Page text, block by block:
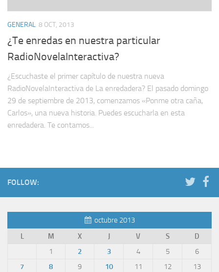
GENERAL 8 OCT, 2013
¿Te enredas en nuestra particular
RadioNovelaInteractiva?
¿Escuchaste el primer capítulo de nuestra nueva
RadioNovelaInteractiva de La enredadera? El pasado domingo
29 de septiembre de 2013, comenzamos «Ponme otra caña,
Carlos», una nueva historia. Puedes escucharla en esta
enredadera. Te contamos...
FOLLOW:
octubre 2013
L
M X J V S D
1 2 3 4 5
6
7
8 9 10 11 12
13